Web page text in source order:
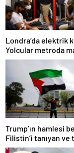
Londra’da elektrik
Yolcular metroda
kaldı
Trump’ın hamlesi
Filistin’i tanıyan ve
ülkeler hangileri?